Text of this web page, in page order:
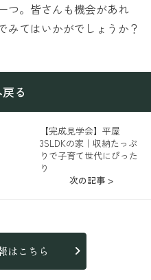
つ。皆さんも機会があれ
みてはいかがでしょうか？
る
【完成見学会】平屋
3SLDKの家｜収納たっぷ
りで子育て世代にぴった
り
次の記事 >
はこちら